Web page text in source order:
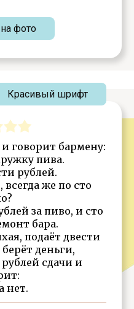
фото
говорит бармену:
пива.
рублей.
же по сто
за пиво, и сто
бара.
подаёт двести
деньги,
сдачи и
нет.
Красивый шрифт